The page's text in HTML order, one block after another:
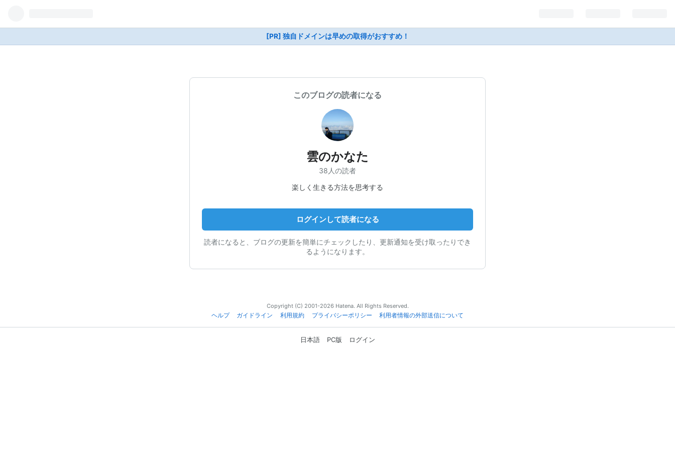
[PR] 独自ドメインは早めの取得がおすすめ！
このブログの読者になる
雲のかなた
38人の読者
楽しく生きる方法を思考する
ログインして読者になる
読者になると、ブログの更新を簡単にチェックしたり、更新通知を受け取ったりでき
るようになります。
Copyright (C) 2001-2026 Hatena. All Rights Reserved.
ヘルプ
ガイドライン 利用規約 プライバシーポリシー 利用者情報の外部送信について
日本語 PC版 ログイン